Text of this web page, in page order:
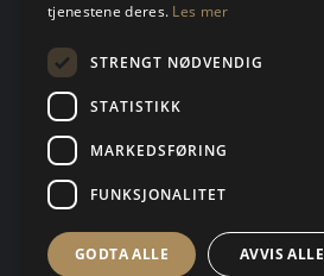
tjenestene deres. Les mer
STRENGT NØDVENDIG
STATISTIKK
MARKEDSFØRING
FUNKSJONALITET
GODTA ALLE AVVIS ALLE